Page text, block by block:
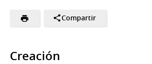
Compartir
Creación